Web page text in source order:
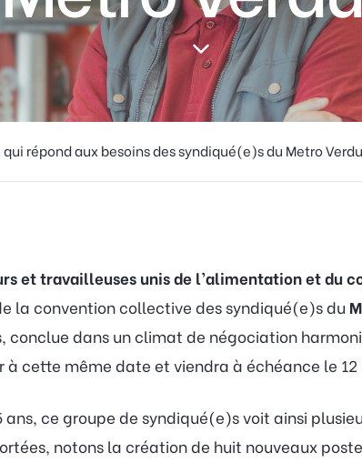
répond aux besoins des syndiqué(e)s du Metro
et travailleuses unis de l’alimentation et du
la convention collective des syndiqué(e)s du
conclue dans un climat de négociation
cette même date et viendra à échéance le 12
ans, ce groupe de syndiqué(e)s voit ainsi
notons la création de huit nouveaux